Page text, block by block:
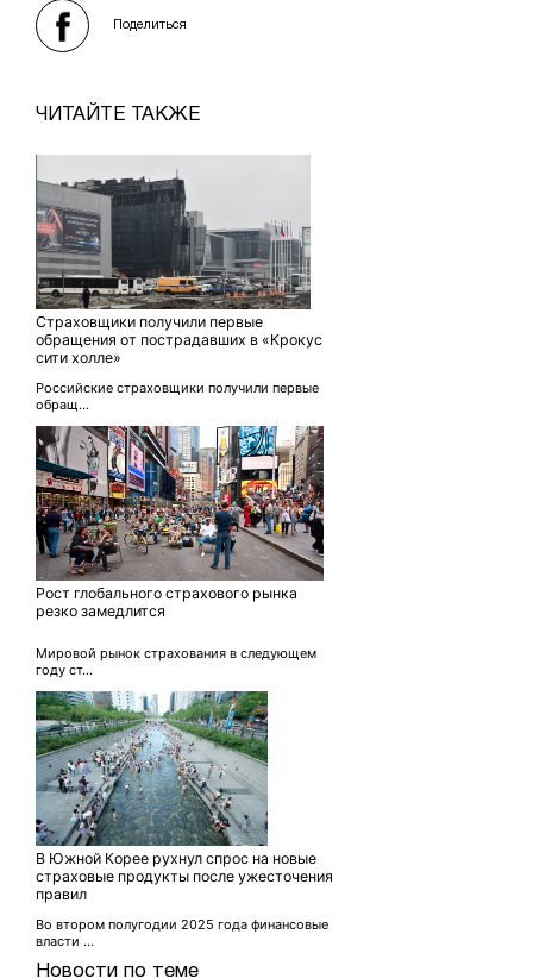
Новости по теме
Поделиться
ЧИТАЙТЕ ТАКЖЕ
Страховщики получили первые
обращения от пострадавших в «Крокус
сити холле»
Российские страховщики получили первые
обращ...
Рост глобального страхового рынка
резко замедлится
Мировой рынок страхования в следующем
году ст...
В Южной Корее рухнул спрос на новые
страховые продукты после ужесточения
правил
Во втором полугодии 2025 года финансовые
власти ...